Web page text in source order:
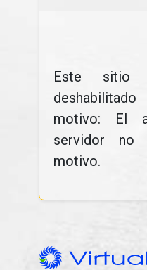
Este sitio
motivo: El
servidor no
motivo.